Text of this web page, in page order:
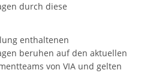
durch diese
enthaltenen
beruhen auf den aktuellen
von VIA und gelten